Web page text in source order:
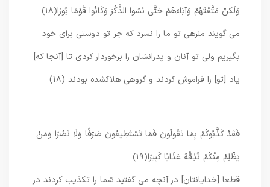
وَلَكِنْ مَتَّعْتَهُمْ وَآبَاءَهُمْ حَتَّى نَسُوا الذِّكْرَ وَكَانُوا قَوْمًا بُورًا﴿۱۸﴾
مى‏ گويند منزهى تو ما را نسزد كه جز تو دوستى براى خود
بگيريم ولى تو آنان و پدرانشان را برخوردار كردى تا [آنجا كه]
ياد [تو] را فراموش كردند و گروهى هلاك‏شده بودند (۱۸)
فَقَدْ كَذَّبُوكُمْ بِمَا تَقُولُونَ فَمَا تَسْتَطِيعُونَ صَرْفًا وَلَا نَصْرًا وَمَنْ
يَظْلِمْ مِنْكُمْ نُذِقْهُ عَذَابًا كَبِيرًا﴿۱۹﴾
قطعا [خدايانتان] در آنچه مى گفتيد شما را تكذيب كردند در